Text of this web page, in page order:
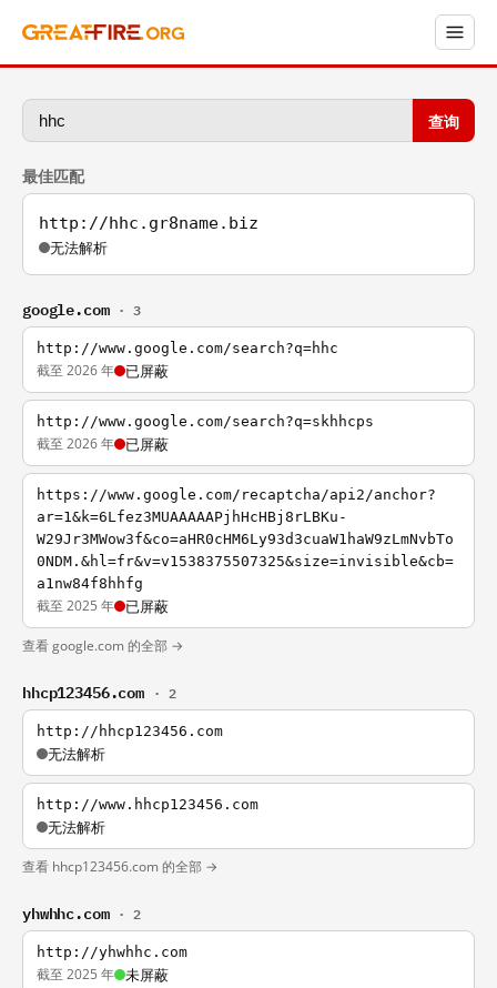
查询
最佳匹配
http://hhc.gr8name.biz
无法解析
google.com · 3
http://www.google.com/search?q=hhc
截至 2026 年 已屏蔽
http://www.google.com/search?q=skhhcps
截至 2026 年 已屏蔽
https://www.google.com/recaptcha/api2/anchor?
ar=1&k=6Lfez3MUAAAAAPjhHcHBj8rLBKu-
W29Jr3MWow3f&co=aHR0cHM6Ly93d3cuaW1haW9zLmNvbTo
0NDM.&hl=fr&v=v1538375507325&size=invisible&cb=
a1nw84f8hhfg
截至 2025 年 已屏蔽
查看 google.com 的全部 →
hhcp123456.com · 2
http://hhcp123456.com
无法解析
http://www.hhcp123456.com
无法解析
查看 hhcp123456.com 的全部 →
yhwhhc.com · 2
http://yhwhhc.com
截至 2025 年 未屏蔽